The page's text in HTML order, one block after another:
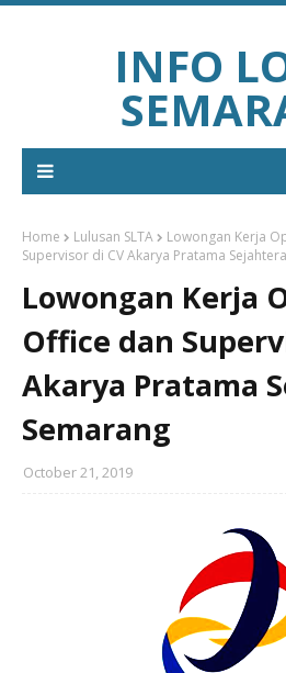
INFO
Home Lulusan SLTA
Lowongan Kerja
Supervisor di CV Akarya Pratama
Lowongan Kerja
Office dan
Akarya Pratama
Semarang
October 21, 2019